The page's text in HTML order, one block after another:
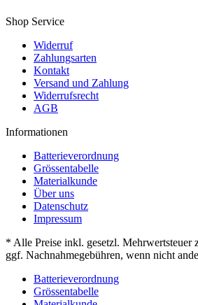
Shop Service
Widerruf
Zahlungsarten
Kontakt
Versand und Zahlung
Widerrufsrecht
AGB
Informationen
Batterieverordnung
Grössentabelle
Materialkunde
Über uns
Datenschutz
Impressum
* Alle Preise inkl. gesetzl. Mehrwertsteuer
ggf. Nachnahmegebühren, wenn nicht
Batterieverordnung
Grössentabelle